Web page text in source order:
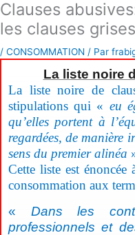
Aller
au
contenu
Clauses
les clauses grises
/ CONSOMMATION / Par
La liste noire
La liste noire de
stipulations qui « eu
qu’elles portent à
regardées, de manière
sens du premier alinéa
Cette liste est énoncée
consommation aux
« Dans les
professionnels et